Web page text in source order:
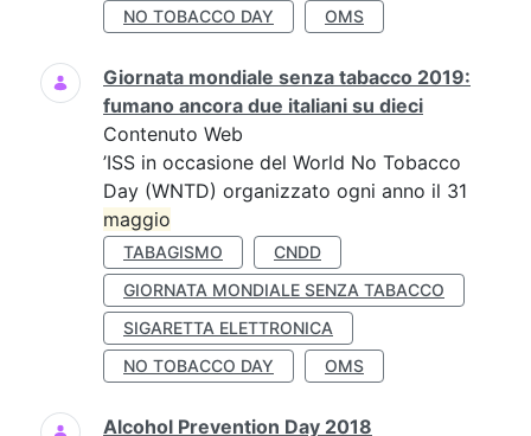
NO TOBACCO DAY
OMS
Giornata mondiale senza tabacco 2019:
fumano ancora due italiani su dieci
Contenuto Web
’ISS in occasione del World No Tobacco
Day (WNTD) organizzato ogni anno il 31
maggio
TABAGISMO
CNDD
GIORNATA MONDIALE SENZA TABACCO
SIGARETTA ELETTRONICA
NO TOBACCO DAY
OMS
Alcohol Prevention Day 2018